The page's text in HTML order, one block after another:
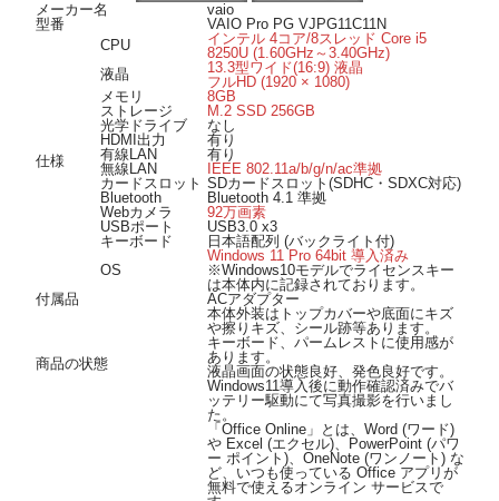
メーカー名
vaio
型番
VAIO Pro PG VJPG11C11N
仕様
CPU
インテル 4コア/8スレッド Core i5
8250U (1.60GHz～3.40GHz)
液晶
13.3型ワイド(16:9) 液晶
フルHD (1920 × 1080)
メモリ
8GB
ストレージ
M.2 SSD 256GB
光学ドライブ
なし
HDMI出力
有り
有線LAN
有り
無線LAN
IEEE 802.11a/b/g/n/ac準拠
カードスロット SDカードスロット(SDHC・SDXC対応)
Bluetooth
Bluetooth 4.1 準拠
Webカメラ
92万画素
USBポート
USB3.0 x3
キーボード
日本語配列 (バックライト付)
OS
Windows 11 Pro 64bit 導入済み
※Windows10モデルでライセンスキー
は本体内に記録されております。
付属品
ACアダプター
商品の状態
本体外装はトップカバーや底面にキズ
や擦りキズ、シール跡等あります。
キーボード、パームレストに使用感が
あります。
液晶画面の状態良好、発色良好です。
Windows11導入後に動作確認済みでバ
ッテリー駆動にて写真撮影を行いまし
た。
「Office Online」とは、Word (ワード)
や Excel (エクセル)、PowerPoint (パワ
ー ポイント)、OneNote (ワンノート) な
ど、いつも使っている Office アプリが
無料で使えるオンライン サービスで